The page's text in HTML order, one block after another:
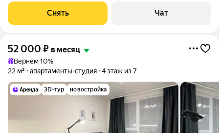
подъезде 2 лифта - 2
Снять Чат
52 000 ₽ в месяц
Вернём 10%
22 м²
апартаменты-студия 4 этаж из 7
3D-тур новостройка